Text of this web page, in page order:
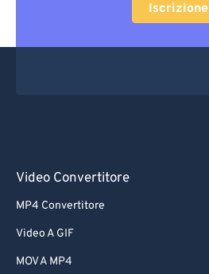
Iscrizione
Video Convertitore
MP4 Convertitore
Video A GIF
MOV A MP4